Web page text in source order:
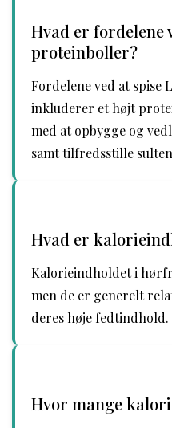
Hvad er fordelene
proteinboller?
Fordelene ved at
inkluderer et højt
med at opbygge og
samt tilfredsstille
Hvad er
Kalorieindholdet i
men de er generelt
deres høje fedtindhold.
Hvor mange